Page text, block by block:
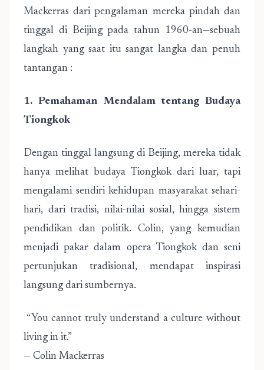
Mackerras dari pengalaman mereka pindah dan
tinggal di Beijing pada tahun 1960-an—sebuah
langkah yang saat itu sangat langka dan penuh
tantangan :
1. Pemahaman Mendalam tentang Budaya
Tiongkok
Dengan tinggal langsung di Beijing, mereka tidak
hanya melihat budaya Tiongkok dari luar, tapi
mengalami sendiri kehidupan masyarakat sehari-
hari, dari tradisi, nilai-nilai sosial, hingga sistem
pendidikan dan politik. Colin, yang kemudian
menjadi pakar dalam opera Tiongkok dan seni
pertunjukan tradisional, mendapat inspirasi
langsung dari sumbernya.
“You cannot truly understand a culture without
living in it.”
— Colin Mackerras